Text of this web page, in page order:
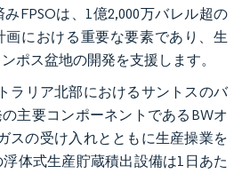
FPSOは、1億2,000万バレル超の
画における重要な要素であり、生
ポス盆地の開発を支援します。
ラリア北部におけるサントスのバ
主要コンポーネントであるBWオ
スの受け入れとともに生産操業を
体式生産貯蔵積出設備は1日あた